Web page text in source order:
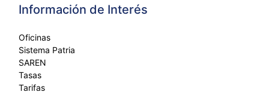
Información de Interés
Oficinas
Sistema Patria
SAREN
Tasas
Tarifas